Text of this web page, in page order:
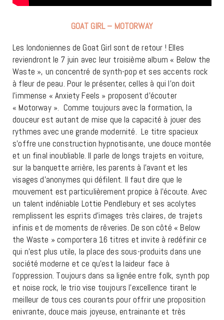
GOAT GIRL – MOTORWAY
Les londoniennes de Goat Girl sont de retour ! Elles
reviendront le 7 juin avec leur troisième album « Below the
Waste », un concentré de synth-pop et ses accents rock
à fleur de peau. Pour le présenter, celles à qui l’on doit
l’immense « Anxiety Feels » proposent d’écouter
« Motorway ». Comme toujours avec la formation, la
douceur est autant de mise que la capacité à jouer des
rythmes avec une grande modernité. Le titre spacieux
s’offre une construction hypnotisante, une douce montée
et un final inoubliable. Il parle de longs trajets en voiture,
sur la banquette arrière, les parents à l’avant et les
visages d’anonymes qui défilent. Il faut dire que le
mouvement est particulièrement propice à l’écoute. Avec
un talent indéniable Lottie Pendlebury et ses acolytes
remplissent les esprits d’images très claires, de trajets
infinis et de moments de rêveries. De son côté « Below
the Waste » comportera 16 titres et invite à redéfinir ce
qui n’est plus utile, la place des sous-produits dans une
société moderne et ce qu’est la laideur face à
l’oppression. Toujours dans sa lignée entre folk, synth pop
et noise rock, le trio vise toujours l’excellence tirant le
meilleur de tous ces courants pour offrir une proposition
enivrante, douce mais joyeuse, entrainante et très